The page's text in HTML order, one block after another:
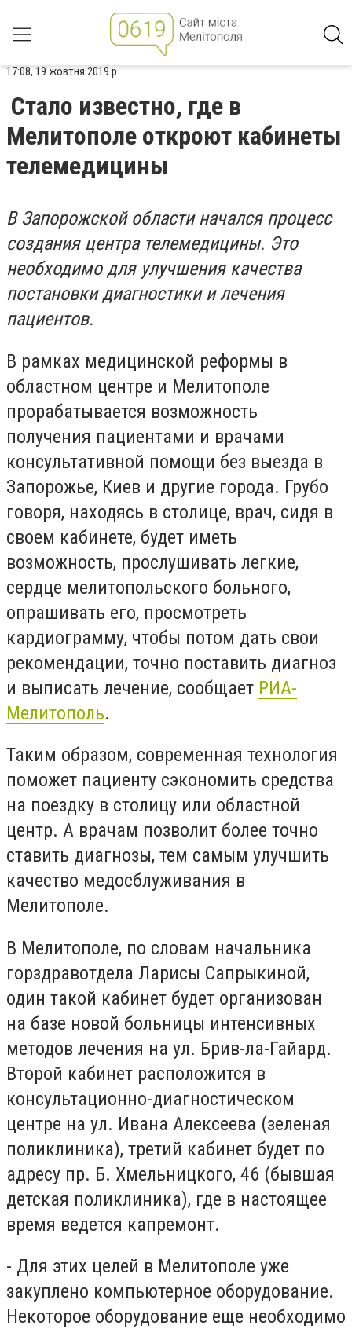
17:08, 19 жовтня 2019 р.
Стало известно, где в
Мелитополе откроют кабинеты
телемедицины
В Запорожской области начался процесс
создания центра телемедицины. Это
необходимо для улучшения качества
постановки диагностики и лечения
пациентов.
В рамках медицинской реформы в
областном центре и Мелитополе
прорабатывается возможность
получения пациентами и врачами
консультативной помощи без выезда в
Запорожье, Киев и другие города. Грубо
говоря, находясь в столице, врач, сидя в
своем кабинете, будет иметь
возможность, прослушивать легкие,
сердце мелитопольского больного,
опрашивать его, просмотреть
кардиограмму, чтобы потом дать свои
рекомендации, точно поставить диагноз
и выписать лечение, сообщает РИА-
Мелитополь.
Таким образом, современная технология
поможет пациенту сэкономить средства
на поездку в столицу или областной
центр. А врачам позволит более точно
ставить диагнозы, тем самым улучшить
качество медосблуживания в
Мелитополе.
В Мелитополе, по словам начальника
горздравотдела Ларисы Сапрыкиной,
один такой кабинет будет организован
на базе новой больницы интенсивных
методов лечения на ул. Брив-ла-Гайард.
Второй кабинет расположится в
консультационно-диагностическом
центре на ул. Ивана Алексеева (зеленая
поликлиника), третий кабинет будет по
адресу пр. Б. Хмельницкого, 46 (бывшая
детская поликлиника), где в настоящее
время ведется капремонт.
- Для этих целей в Мелитополе уже
закуплено компьютерное оборудование.
Некоторое оборудование еще необходимо